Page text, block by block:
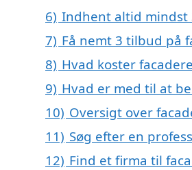
6) Indhent altid mindst
7) Få nemt 3 tilbud på
8) Hvad koster
9) Hvad er med til at
10) Oversigt over
11) Søg efter en
12) Find et firma til